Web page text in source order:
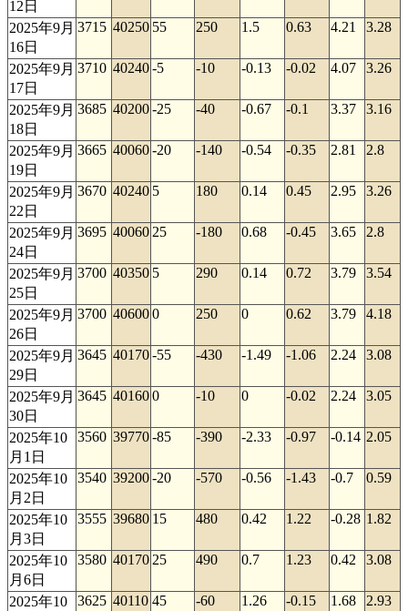
12日
2025年9月
16日
3715 40250 55 250 1.5 0.63 4.21 3.28
2025年9月
17日
3710 40240-5 -10 -0.13 -0.02 4.07 3.26
2025年9月
18日
3685 40200-25 -40 -0.67 -0.1 3.37 3.16
2025年9月
19日
3665 40060-20 -140 -0.54 -0.35 2.81 2.8
2025年9月
22日
3670 40240 5 180 0.14 0.45 2.95 3.26
2025年9月
24日
3695 40060 25 -180 0.68 -0.45 3.65 2.8
2025年9月
25日
3700 40350 5 290 0.14 0.72 3.79 3.54
2025年9月
26日
3700 406000 250 0 0.62 3.79 4.18
2025年9月
29日
3645 40170-55 -430 -1.49 -1.06 2.24 3.08
2025年9月
30日
3645 401600 -10 0 -0.02 2.24 3.05
2025年10
月1日
3560 39770-85 -390 -2.33 -0.97 -0.14 2.05
2025年10
月2日
3540 39200-20 -570 -0.56 -1.43 -0.7 0.59
2025年10
月3日
3555 39680 15 480 0.42 1.22 -0.28 1.82
2025年10
月6日
3580 40170 25 490 0.7 1.23 0.42 3.08
2025年10
3625 40110 45 -60 1.26 -0.15 1.68 2.93